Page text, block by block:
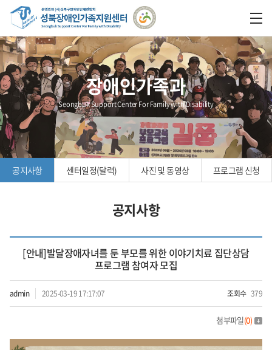
장애인가족과
Seongbuk Support Center For Family with Disability
공지사항 센터일정(달력) 사진 및 동영상 프로그램 신청
공지사항
[안내]발달장애자녀를 둔 부모를 위한 이야기치료 집단상담
프로그램 참여자 모집
admin 2025-03-19 17:17:07 조회수 379
첨부파일(0)